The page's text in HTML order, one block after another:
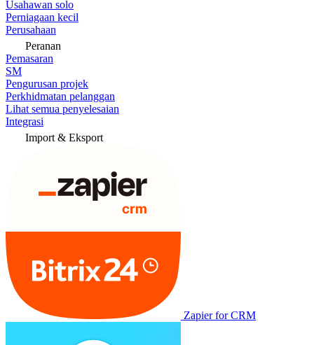
Usahawan solo
Perniagaan kecil
Perusahaan
Peranan
Pemasaran
SM
Pengurusan projek
Perkhidmatan pelanggan
Lihat semua penyelesaian
Integrasi
Import & Eksport
Zapier for CRM